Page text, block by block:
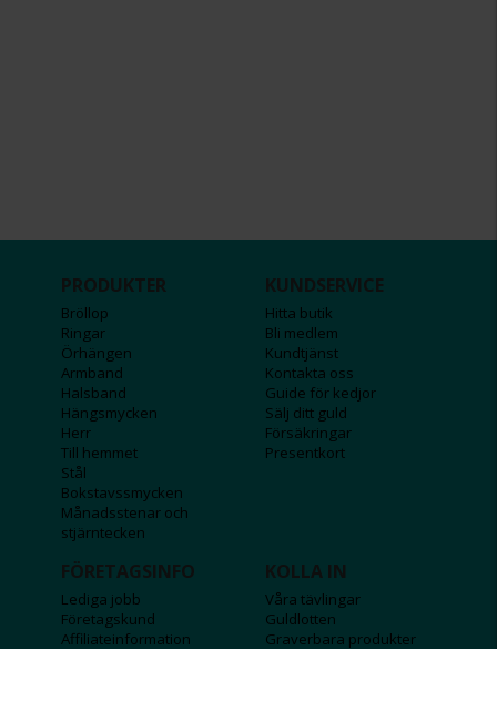
PRODUKTER
Bröllop
Ringar
Örhängen
Armband
Halsband
Hängsmycken
Herr
Till hemmet
Stål
Bokstavssmycken
Månadsstenar och
stjärntecken
KUNDSERVICE
Hitta butik
Bli medlem
Kundtjänst
Kontakta oss
Guide för kedjor
Sälj ditt guld
Försäkringar
Presentkort
FÖRETAGSINFO
Lediga jobb
Företagskund
Affiliateinformation
KOLLA IN
Våra tävlingar
Guldlotten
Graverbara produkter